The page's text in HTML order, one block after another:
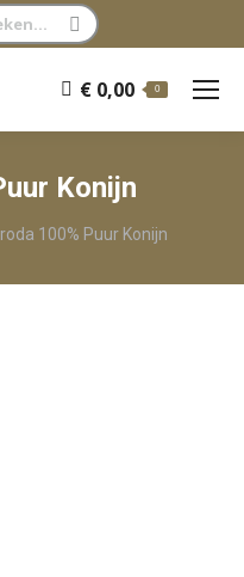
€ 0,00 0
Konijn
100% Puur Konijn